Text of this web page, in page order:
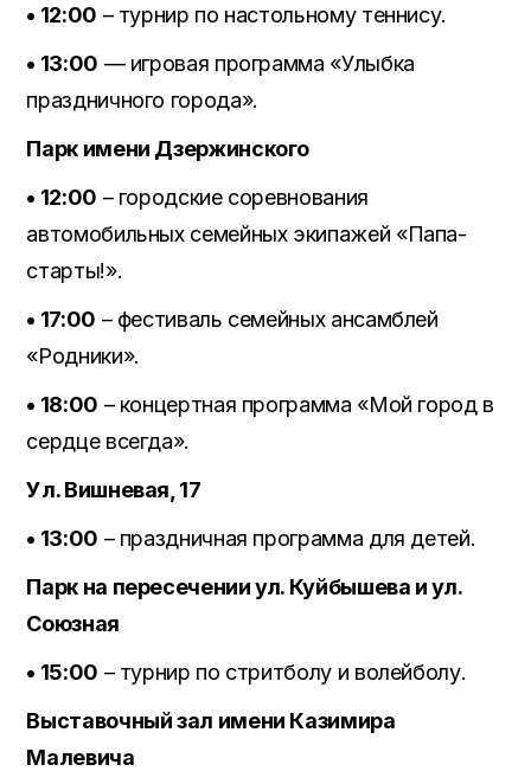
• 12:00 – турнир по настольному теннису.
• 13:00 — игровая программа «Улыбка
праздничного города».
Парк имени Дзержинского
• 12:00 – городские соревнования
автомобильных семейных экипажей «Папа-
старты!».
• 17:00 – фестиваль семейных ансамблей
«Родники».
• 18:00 – концертная программа «Мой город в
сердце всегда».
Ул. Вишневая, 17
• 13:00 – праздничная программа для детей.
Парк на пересечении ул. Куйбышева и ул.
Союзная
• 15:00 – турнир по стритболу и волейболу.
Выставочный зал имени Казимира
Малевича